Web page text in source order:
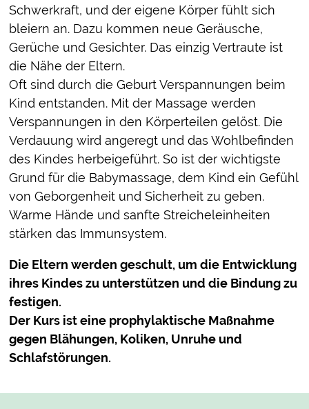
Schwerkraft, und der eigene Körper fühlt sich
bleiern an. Dazu kommen neue Geräusche,
Gerüche und Gesichter. Das einzig Vertraute ist
die Nähe der Eltern.
Oft sind durch die Geburt Verspannungen beim
Kind entstanden. Mit der Massage werden
Verspannungen in den Körperteilen gelöst. Die
Verdauung wird angeregt und das Wohlbefinden
des Kindes herbeigeführt. So ist der wichtigste
Grund für die Babymassage, dem Kind ein Gefühl
von Geborgenheit und Sicherheit zu geben.
Warme Hände und sanfte Streicheleinheiten
stärken das Immunsystem.
Die Eltern werden geschult, um die Entwicklung
ihres Kindes zu unterstützen und die Bindung zu
festigen.
Der Kurs ist eine prophylaktische Maßnahme
gegen Blähungen, Koliken, Unruhe und
Schlafstörungen.